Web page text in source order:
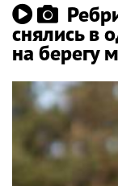
снялись в
на берегу